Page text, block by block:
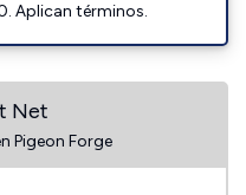
Aplican términos.
Net
Pigeon Forge